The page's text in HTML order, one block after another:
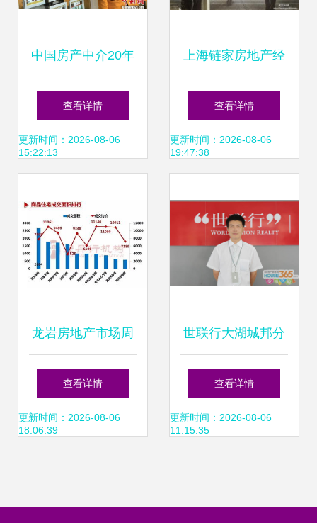
中国房产中介20年
145万经纪人服务2
亿社区家庭的图景
查看详情
更新时间：2026-08-06
15:22:13
上海链家房地产经
纪服务 专业护航，
安心置业
查看详情
更新时间：2026-08-06
19:47:38
龙岩房地产市场周
报 经纪服务如何影
响你的购房体验与
查看详情
更新时间：2026-08-06
18:06:39
世联行大湖城邦分
行经理雍佳佳 让更
多人享受真正的地
查看详情
更新时间：2026-08-06
11:15:35